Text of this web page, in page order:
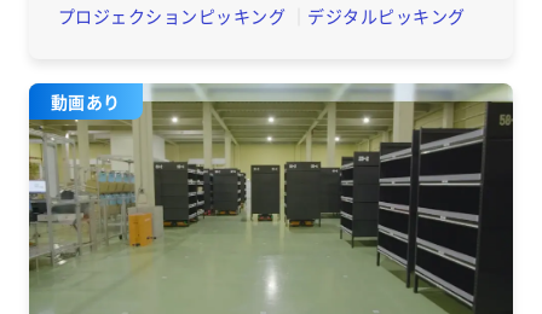
プロジェクションピッキング
デジタルピッキング
動画あり